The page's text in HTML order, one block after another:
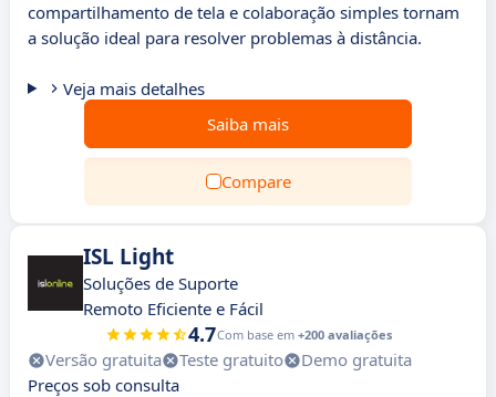
compartilhamento de tela e colaboração simples tornam
a solução ideal para resolver problemas à distância.
Veja mais detalhes
Saiba mais
Compare
ISL Light
Soluções de Suporte
Remoto Eficiente e Fácil
4.7Com base em +200 avaliações
Versão gratuita Teste gratuito
Demo gratuita
Preços sob consulta